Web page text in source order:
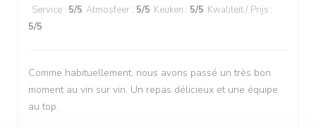
Service : 5/5 Atmosfeer : 5/5 Keuken : 5/5 Kwaliteit / Prijs :
5/5
Comme habituellement, nous avons passé un très bon
moment au vin sur vin. Un repas délicieux et une équipe
au top.